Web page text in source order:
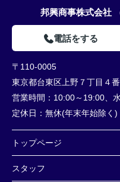
邦興商事株式会社
電話をする
〒110-0005
東京都台東区上野７丁目４
営業時間： 10:00～19:00、
定休日： 無休(年末年始除く)
トップページ
スタッフ